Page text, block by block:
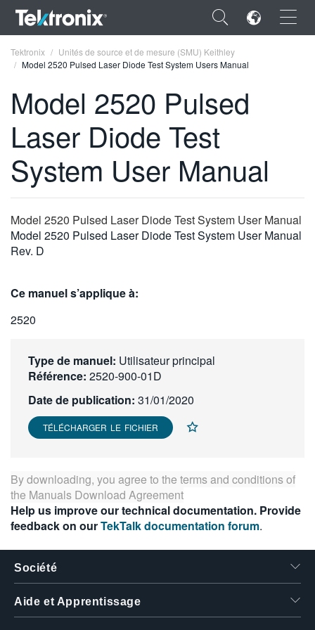
×
ENGLISH
FRANÇAIS
VIỆT NAM
한국어
Tektronix
Unités de source et de mesure (SMU) Keithley
Model 2520 Pulsed Laser Diode Test System Users Manual
Model 2520 Pulsed
Laser Diode Test
System User Manual
Model 2520 Pulsed Laser Diode Test System User Manual
Model 2520 Pulsed Laser Diode Test System User Manual
Rev. D
Ce manuel s’applique à:
2520
Type de manuel: Utilisateur principal
Référence: 2520-900-01D
Date de publication: 31/01/2020
TÉLÉCHARGER LE FICHIER
By downloading, you agree to the terms and conditions of
the Manuals Download Agreement
Help us improve our technical documentation. Provide
feedback on ourTekTalk documentation forum.
Société
Aide et Apprentissage